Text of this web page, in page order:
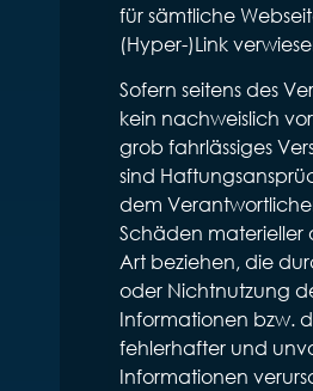
für sämtliche
(Hyper-)Link
Sofern seitens des
kein nachweislich
grob fahrlässiges
sind
dem
Schäden materieller
Art beziehen, die
oder Nichtnutzung
Informationen bzw.
fehlerhafter und
Informationen